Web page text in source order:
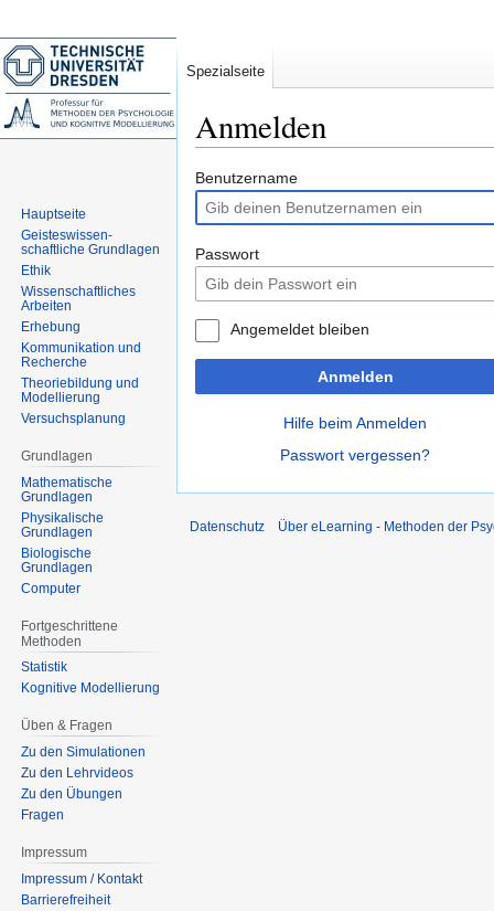
Anmelden
Zur
Navigation
springen
Zur
Suche
springen
Benutzername
Passwort
Angemeldet bleiben
Anmelden
Hilfe beim Anmelden
Passwort vergessen?
Spezialseite
Hauptseite
Geisteswissen-
schaftliche Grundlagen
Ethik
Wissenschaftliches
Arbeiten
Erhebung
Kommunikation und
Recherche
Theoriebildung und
Modellierung
Versuchsplanung
Grundlagen
Mathematische
Grundlagen
Physikalische
Grundlagen
Biologische
Grundlagen
Computer
Fortgeschrittene
Methoden
Statistik
Kognitive Modellierung
Üben & Fragen
Zu den Simulationen
Zu den Lehrvideos
Zu den Übungen
Fragen
Impressum
Impressum / Kontakt
Barrierefreiheit
Datenschutz Über eLearning - Methoden der